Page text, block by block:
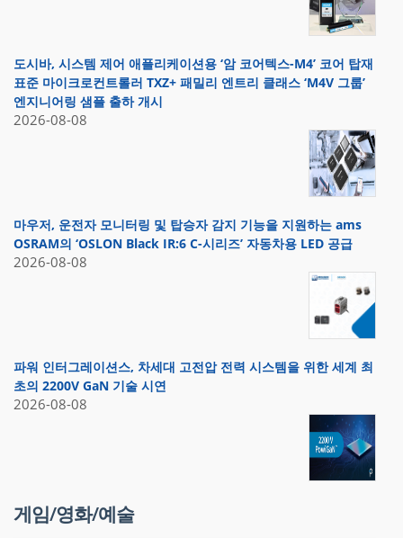
도시바, 시스템 제어 애플리케이션용 ‘암 코어텍스-M4’ 코어 탑재
표준 마이크로컨트롤러 TXZ+ 패밀리 엔트리 클래스 ‘M4V 그룹’
엔지니어링 샘플 출하 개시
2026-08-08
마우저, 운전자 모니터링 및 탑승자 감지 기능을 지원하는 ams
OSRAM의 ‘OSLON Black IR:6 C-시리즈’ 자동차용 LED 공급
2026-08-08
파워 인터그레이션스, 차세대 고전압 전력 시스템을 위한 세계 최
초의 2200V GaN 기술 시연
2026-08-08
게임/영화/예술